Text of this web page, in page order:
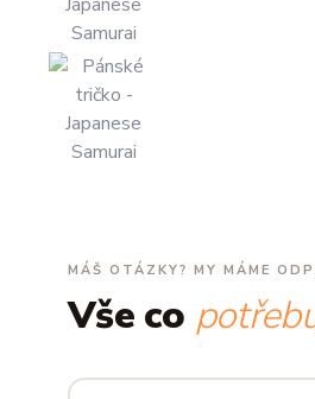
MÁŠ OTÁZKY? MY MÁME
Vše co